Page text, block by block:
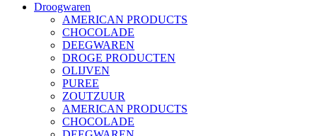
Droogwaren
AMERICAN PRODUCTS
CHOCOLADE
DEEGWAREN
DROGE PRODUCTEN
OLIJVEN
PUREE
ZOUTZUUR
AMERICAN PRODUCTS
CHOCOLADE